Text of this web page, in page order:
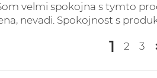
velmi spokojna s tymto
nevadi. Spokojnost s
1 2 3